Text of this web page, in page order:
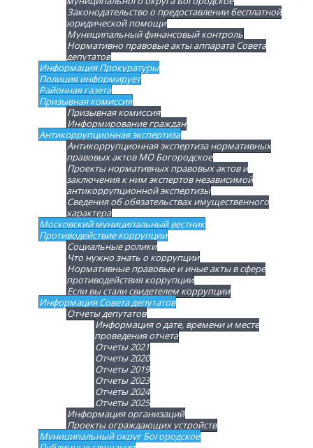
Законодательство о предоставлении бесплатной
юридической помощи
Муниципальный финансовый контроль
Нормативно правовые акты аппарата Совета
депутатов
Информация Прокуратуры
Полиция информирует
Районная газета
Призывная комиссия
Призывная комиссия
Информирование граждан
Антикоррупционная экспертиза
Антикоррупционная экспертиза нормативных
правовых актов МО Богородское
Проекты нормативных правовых актов и
заключения к ним экспертов независимой
антикоррупционной экспертизы
Сведения об обязательствах имущественного
характера
Московский муниципальный вестник
Противодействие коррупции
Социальные ролики
Что нужно знать о коррупции
Нормативные правовые и иные акты в сфере
противодействия коррупции
Если вы стали свидетелем коррупции
Информация Совета депутатов
Отчеты депутатов
Информация о дате, времени и месте
проведения отчета
Отчеты 2021
Отчеты 2020
Отчеты 2019
Отчеты 2023
Отчеты 2024
Отчеты 2025
Информация организаций
Проекты ограждающих устройств
Муниципальный округ Богородское